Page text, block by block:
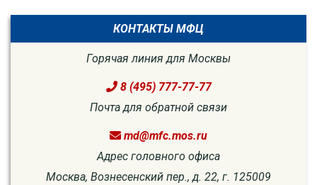
КОНТАКТЫ МФЦ
Горячая линия для Москвы
8 (495) 777-77-77
Почта для обратной связи
md@mfc.mos.ru
Адрес головного офиса
Москва, Вознесенский пер., д. 22, г. 125009